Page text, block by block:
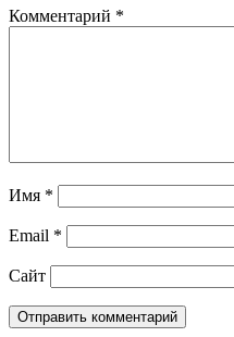
Комментарий *
Имя *
Email *
Сайт